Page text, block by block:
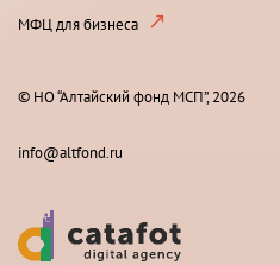
МФЦ для бизнеса
© НО “Алтайский фонд МСП”, 2026
info@altfond.ru